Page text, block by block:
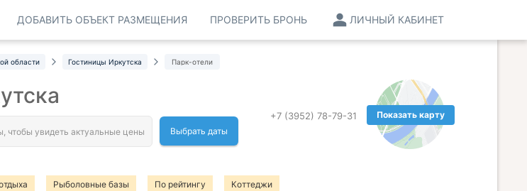
ЛИЧНЫЙ КАБИНЕТ
ПРОВЕРИТЬ БРОНЬ
ДОБАВИТЬ ОБЪЕКТ РАЗМЕЩЕНИЯ
области Гостиницы Иркутска Парк-отели
Показать карту
+7 (3952) 78-79-31
Выбрать даты
Рыболовные базы По рейтингу Коттеджи